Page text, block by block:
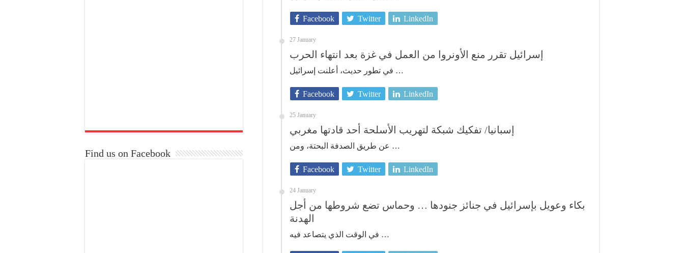
Facebook Twitter LinkedIn
27 January
إسرائيل تقرر منع الأونروا من العمل في غزة بعد انتهاء الحرب
في تطور حديث، أعلنت إسرائيل …
Facebook Twitter LinkedIn
25 January
إسبانيا/ تفكيك شبكة لتهريب الأسلحة أحد قادتها مغربي
عن طريق الصدفة البحتة، ومن …
Facebook Twitter LinkedIn
24 January
بكاء وعويل بإسرائيل في جنائز جنودها … وحماس تضع شروطها من أجل
الهدنة
في الوقت الذي يتصاعد فيه …
Find us on Facebook